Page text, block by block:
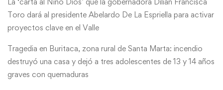
Toro dará al presidente Abelardo De La Espriella para activar
proyectos clave en el Valle
Tragedia en Buritaca, zona rural de Santa Marta: incendio
destruyó una casa y dejó a tres adolescentes de 13 y 14 años
graves con quemaduras